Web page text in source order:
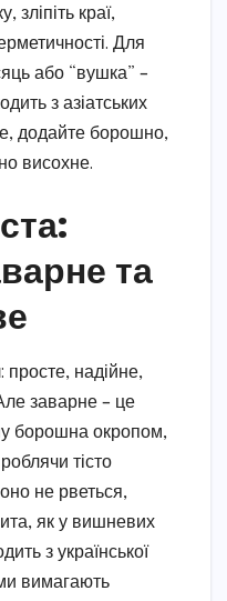
зліпіть краї,
Для
або “вушка” –
з азіатських
додайте борошно,
висохне.
та
просте, надійне,
заварне – це
борошна окропом,
тісто
не рветься,
як у вишневих
з української
вимагають